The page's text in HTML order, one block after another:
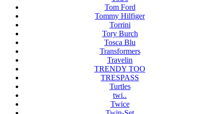
Tom Ford
Tommy Hilfiger
Torrini
Tory Burch
Tosca Blu
Transformers
Travelin
TRENDY TOO
TRESPASS
Turtles
twi..
Twice